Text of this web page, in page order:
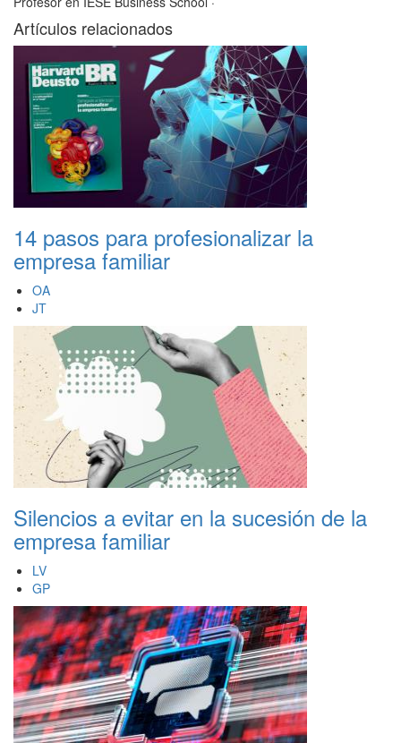
Artículos relacionados
14 pasos para profesionalizar la
empresa familiar
OA
JT
Silencios a evitar en la sucesión de la
empresa familiar
LV
GP